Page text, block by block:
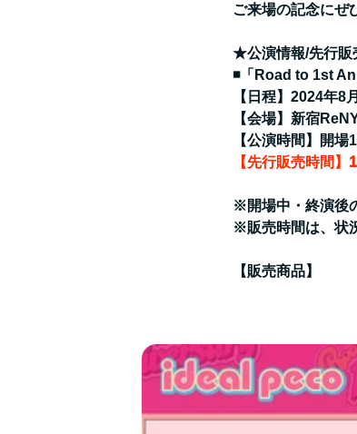
ご来場の記念にぜ
★公演情報/先行販
◾️「Road to 1st
【日程】2024年8
【会場】新宿
【公演時間】開
【先行販売時間
※開場中・終演後
※販売時間は、状
【販売商品】